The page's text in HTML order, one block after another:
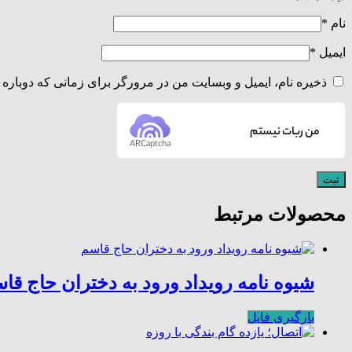
نام *
ایمیل *
ذخیره نام، ایمیل و وبسایت من در مرورگر برای زمانی که
من ربات نیستم
ARCaptcha
محصولات مرتبط
شیوه نامه رویداد ورود به دختران حاج
بارگیری فایل